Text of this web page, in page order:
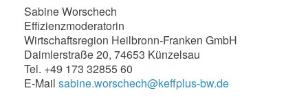
Sabine Worschech
Effizienzmoderatorin
Wirtschaftsregion Heilbronn-Franken GmbH
Daimlerstraße 20, 74653 Künzelsau
Tel. +49 173 32855 60
E-Mail sabine.worschech@keffplus-bw.de